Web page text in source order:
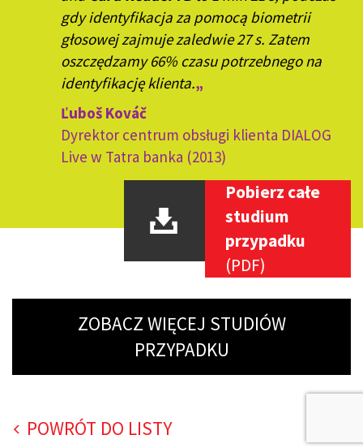
gdy identyfikacja za pomocą biometrii
głosowej zajmuje zaledwie 27 s. Zatem
oszczędzamy 66% czasu potrzebnego na
identyfikację klienta.„
Ľuboš Kováč
Dyrektor centrum obsługi klienta DIALOG
Live w Tatra banka (2013)
Pobierz całe
studium
przypadku
(PDF)
ZOBACZ WIĘCEJ STUDIÓW
PRZYPADKU
POWRÓT DO LISTY